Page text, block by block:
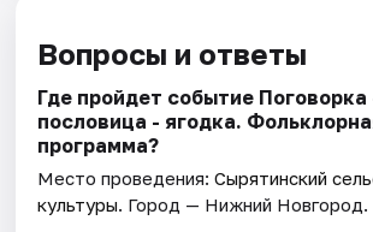
Вопросы и ответы
Где пройдет событие Поговорка
пословица - ягодка.
программа?
Место проведения:Сырятинский
культуры. Город — Нижний Новгород.